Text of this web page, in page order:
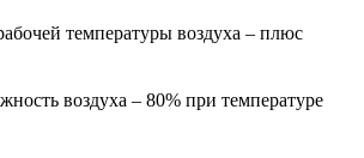
температуры воздуха – плюс
воздуха – 80% при температуре